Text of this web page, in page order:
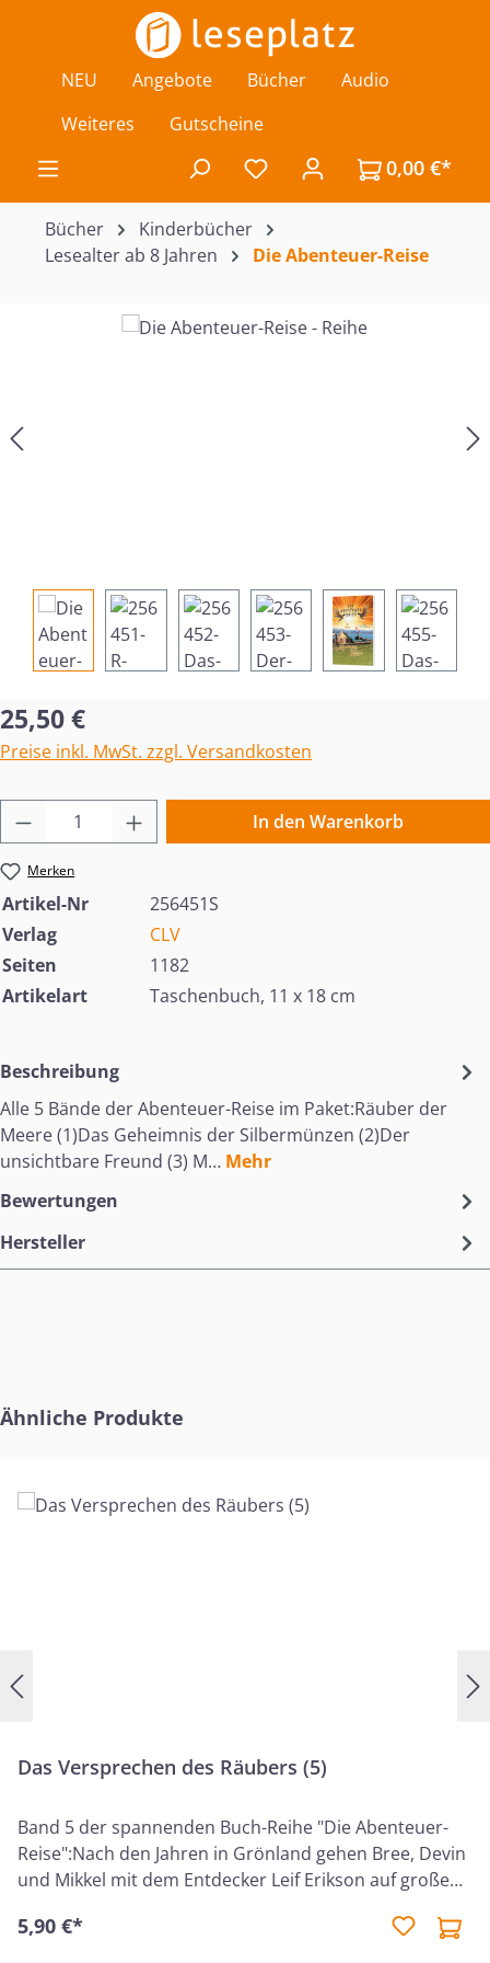
Zum Hauptinhalt springen
NEU Angebote Bücher
Audio
Weiteres
Gutscheine
Du hast 0 Produkte auf
0,00 €*
Bücher
Kinderbücher
Lesealter ab 8 Jahren
Die Abenteuer-Reise
Bildergalerie überspringen
Regulärer Preis:
25,50 €
Preise inkl. MwSt. zzgl. Versandkosten
Produkt Anzahl: Gib den gewünschten
In den Warenkorb
Merken
Artikel-Nr
256451S
Verlag
CLV
Seiten
1182
Artikelart
Taschenbuch, 11 x 18 cm
Beschreibung
Alle 5 Bände der Abenteuer-Reise im Paket:Räuber der
Meere (1)Das Geheimnis der Silbermünzen (2)Der
unsichtbare Freund (3) M… Mehr
Bewertungen
Hersteller
Produktgalerie überspringen
Ähnliche Produkte
Das Versprechen des Räubers (5)
Band 5 der spannenden Buch-Reihe "Die Abenteuer-
Reise":Nach den Jahren in Grönland gehen Bree, Devin
und Mikkel mit dem Entdecker Leif Erikson auf große
Unterkunft zu bauen, um sicher überwintern zu
5,90 €*